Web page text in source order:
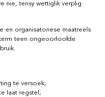
nie, tensy wettiglik verplig.
en organisatoriese maatreëls
teen ongeoorloofde
te versoek;
laat regstel;